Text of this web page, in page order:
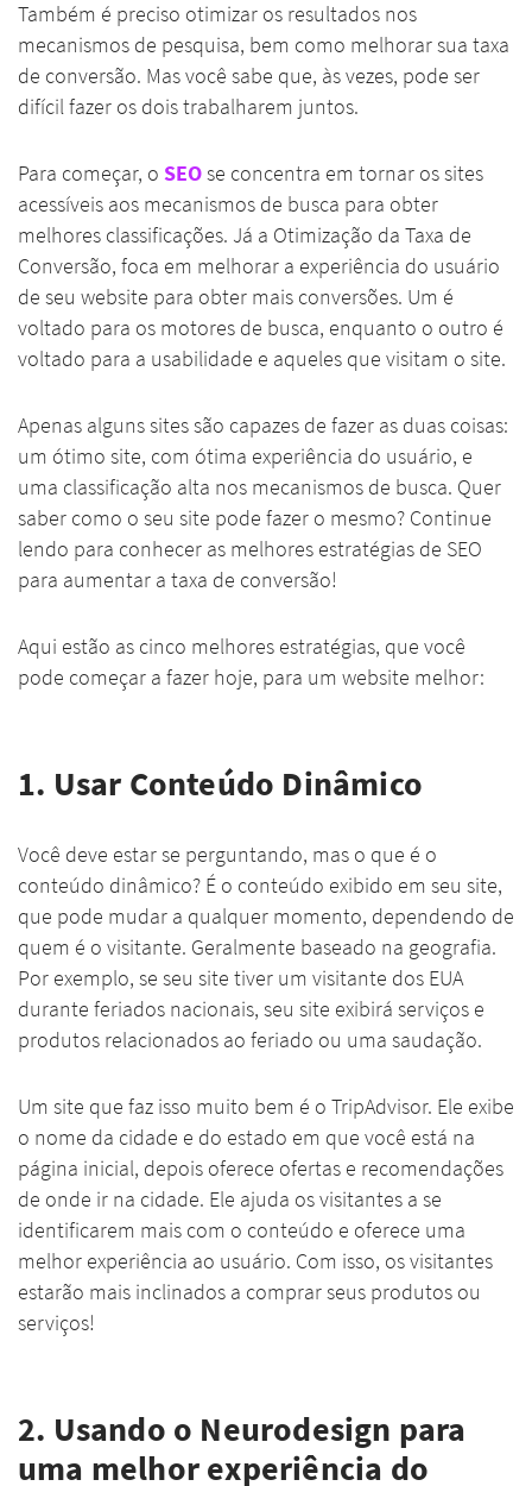
Também é preciso otimizar os resultados nos
mecanismos de pesquisa, bem como melhorar sua taxa
de conversão. Mas você sabe que, às vezes, pode ser
difícil fazer os dois trabalharem juntos.
Para começar, o SEOse concentra em tornar os sites
acessíveis aos mecanismos de busca para obter
melhores classificações. Já a Otimização da Taxa de
Conversão, foca em melhorar a experiência do usuário
de seu website para obter mais conversões. Um é
voltado para os motores de busca, enquanto o outro é
voltado para a usabilidade e aqueles que visitam o site.
Apenas alguns sites são capazes de fazer as duas coisas:
um ótimo site, com ótima experiência do usuário, e
uma classificação alta nos mecanismos de busca. Quer
saber como o seu site pode fazer o mesmo? Continue
lendo para conhecer as melhores estratégias de SEO
para aumentar a taxa de conversão!
Aqui estão as cinco melhores estratégias, que você
pode começar a fazer hoje, para um website melhor:
1. Usar Conteúdo Dinâmico
Você deve estar se perguntando, mas o que é o
conteúdo dinâmico? É o conteúdo exibido em seu site,
que pode mudar a qualquer momento, dependendo de
quem é o visitante. Geralmente baseado na geografia.
Por exemplo, se seu site tiver um visitante dos EUA
durante feriados nacionais, seu site exibirá serviços e
produtos relacionados ao feriado ou uma saudação.
Um site que faz isso muito bem é o TripAdvisor. Ele exibe
o nome da cidade e do estado em que você está na
página inicial, depois oferece ofertas e recomendações
de onde ir na cidade. Ele ajuda os visitantes a se
identificarem mais com o conteúdo e oferece uma
melhor experiência ao usuário. Com isso, os visitantes
estarão mais inclinados a comprar seus produtos ou
serviços!
2. Usando o Neurodesign para
uma melhor experiência do